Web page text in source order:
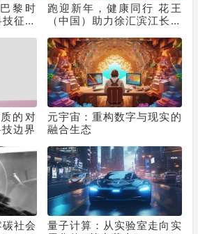
黎时
征服
跑迎新年，健康同行 花王
（中国）助力徐汇滨江长跑
的对
边界
元宇宙：重构数字与现实的
融合生态
社会
量子计算：从实验室走向实